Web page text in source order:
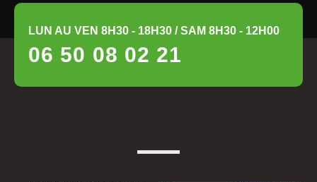
LUN AU VEN 8H30 - 18H30 / SAM 8H30 - 12H00
06 50 08 02 21